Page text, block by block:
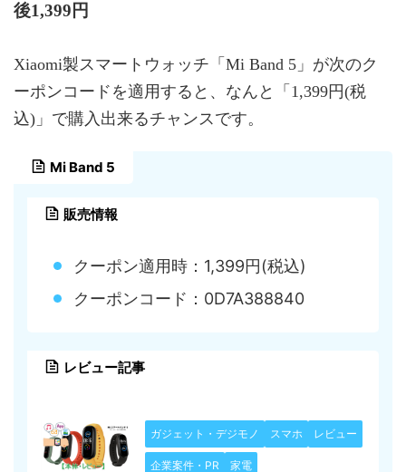
後1,399円
Xiaomi製スマートウォッチ「Mi Band 5」が次のク
ーポンコードを適用すると、なんと「1,399円(税
込)」で購入出来るチャンスです。
Mi Band 5
販売情報
クーポン適用時：1,399円(税込)
クーポンコード：0D7A388840
レビュー記事
ガジェット・デジモノ スマホ レビュー
企業案件・PR 家電